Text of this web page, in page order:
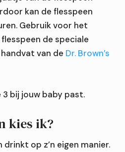
kan de flesspeen
Gebruik voor het
de speciale
van de Dr. Brown’s
bij jouw baby past.
kies ik?
drinkt op z’n eigen manier.